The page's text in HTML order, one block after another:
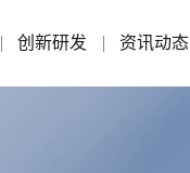
创新研发 资讯动态